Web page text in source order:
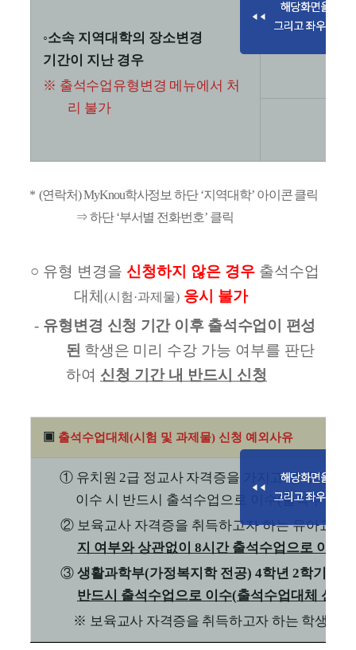
◦소속 지역대학의 장소변경
기간이 지난 경우
※ 출석수업유형변경 메뉴에서 처
리 불가
*(연락처) MyKnou학사정보 하단‘지역대학’ 아이콘 클릭
⇒하단‘부서별 전화번호’ 클릭
○ 유형 변경을 신청하지 않은 경우 출석수업
대체(시험 ·과제물) 응시 불가
- 유형변경 신청 기간 이후 출석수업이 편성
된 학생은 미리 수강 가능 여부를 판단
하여 신청 기간 내 반드시 신청
▣ 출석수업대체 (시험 및 과제물) 신청 예외사유
① 유치원2급 정교사 자격증을 가지고 있지 않은
이수 시 반드시 출석수업으로 이수(출석수업대
② 보육교사 자격증을 취득하고자 하는 유아교육
지 여부와 상관없이 8시간 출석수업으로 이수
③ 생활과학부(가정복지학 전공) 4학년 2학기에
반드시 출석수업으로 이수(출석수업대체 신청
※ 보육교사 자격증을 취득하고자 하는 학생은